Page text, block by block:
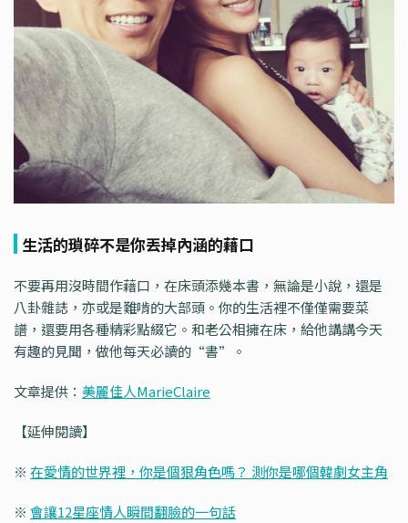
生活的瑣碎不是你丟掉內涵的藉口
不要再用沒時間作藉口，在床頭添幾本書，無論是小說，還是
八卦雜誌，亦或是難啃的大部頭。你的生活裡不僅僅需要菜
譜，還要用各種精彩點綴它。和老公相擁在床，給他講講今天
有趣的見聞，做他每天必讀的“書”。
文章提供： 美麗佳人MarieClaire
【延伸閱讀】
※ 在愛情的世界裡，你是個狠角色嗎？ 測你是哪個韓劇女主角
※ 會讓12星座情人瞬間翻臉的一句話